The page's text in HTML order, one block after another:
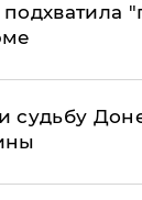
судьбу